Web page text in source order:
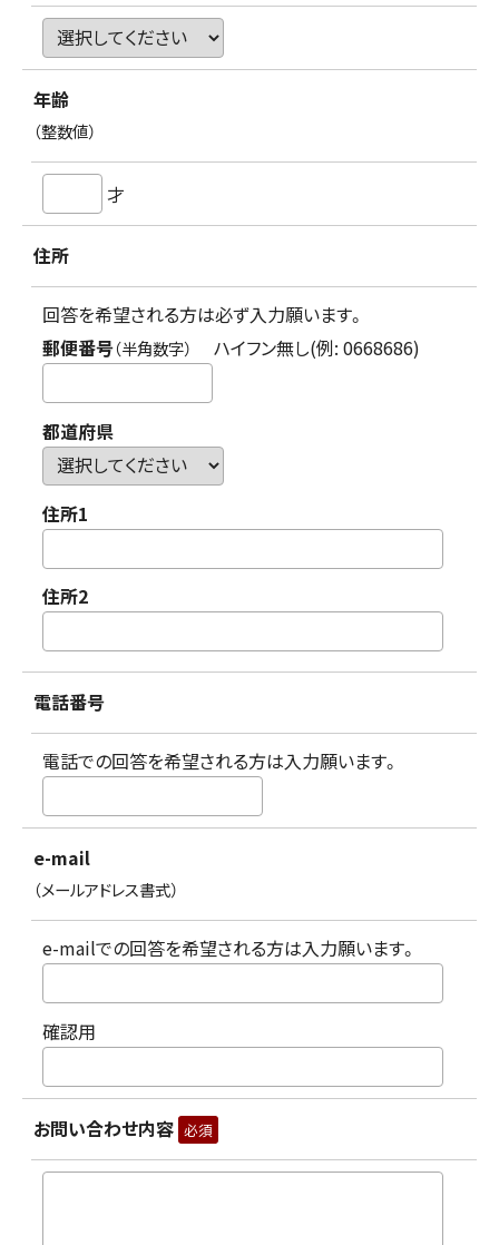
年齢
（整数値）
才
住所
回答を希望される方は必ず入力願います。
郵便番号（半角数字） ハイフン無し(例: 0668686)
都道府県
住所1
住所2
電話番号
電話での回答を希望される方は入力願います。
e-mail
（メールアドレス書式）
e-mailでの回答を希望される方は入力願います。
確認用
お問い合わせ内容 必須